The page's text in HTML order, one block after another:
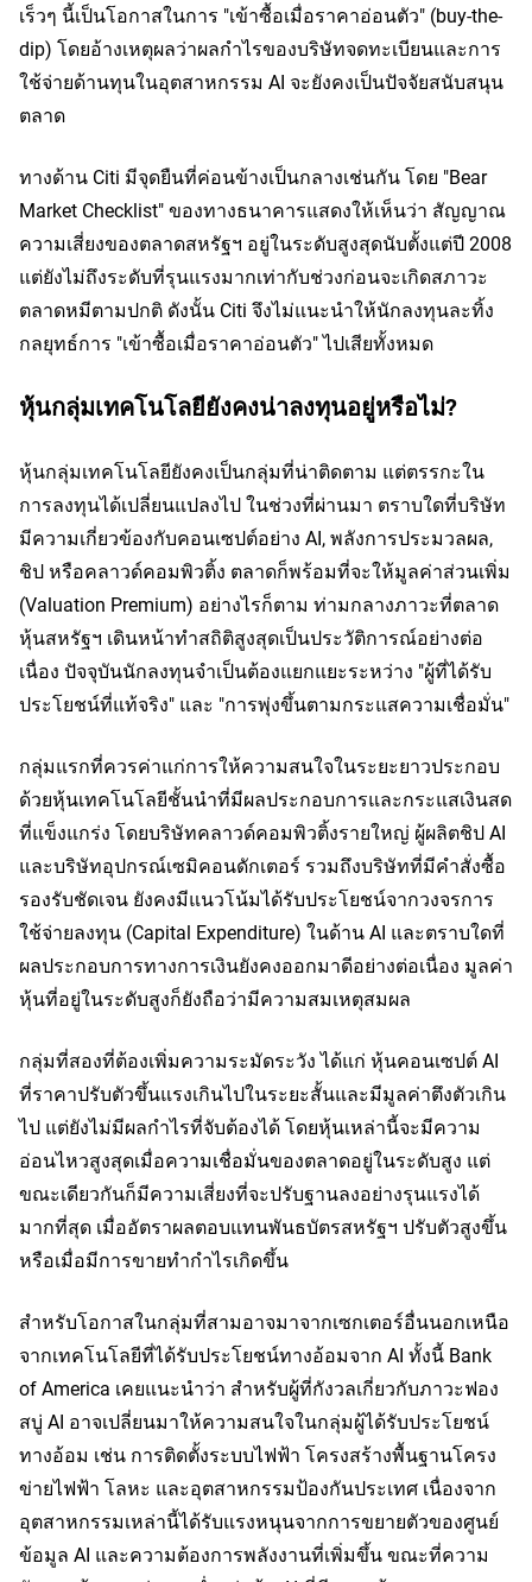
เร็วๆ นี้เป็นโอกาสในการ "เข้าซื้อเมื่อราคาอ่อนตัว" (buy-the-
dip) โดยอ้างเหตุผลว่าผลกำไรของบริษัทจดทะเบียนและการ
ใช้จ่ายด้านทุนในอุตสาหกรรม AI จะยังคงเป็นปัจจัยสนับสนุน
ตลาด
ทางด้าน Citi มีจุดยืนที่ค่อนข้างเป็นกลางเช่นกัน โดย "Bear
Market Checklist" ของทางธนาคารแสดงให้เห็นว่า สัญญาณ
ความเสี่ยงของตลาดสหรัฐฯ อยู่ในระดับสูงสุดนับตั้งแต่ปี 2008
แต่ยังไม่ถึงระดับที่รุนแรงมากเท่ากับช่วงก่อนจะเกิดสภาวะ
ตลาดหมีตามปกติ ดังนั้น Citi จึงไม่แนะนำให้นักลงทุนละทิ้ง
กลยุทธ์การ "เข้าซื้อเมื่อราคาอ่อนตัว" ไปเสียทั้งหมด
หุ้นกลุ่มเทคโนโลยียังคงน่าลงทุนอยู่หรือไม่?
หุ้นกลุ่มเทคโนโลยียังคงเป็นกลุ่มที่น่าติดตาม แต่ตรรกะใน
การลงทุนได้เปลี่ยนแปลงไป ในช่วงที่ผ่านมา ตราบใดที่บริษัท
มีความเกี่ยวข้องกับคอนเซปต์อย่าง AI, พลังการประมวลผล,
ชิป หรือคลาวด์คอมพิวติ้ง ตลาดก็พร้อมที่จะให้มูลค่าส่วนเพิ่ม
(Valuation Premium) อย่างไรก็ตาม ท่ามกลางภาวะที่ตลาด
หุ้นสหรัฐฯ เดินหน้าทำสถิติสูงสุดเป็นประวัติการณ์อย่างต่อ
เนื่อง ปัจจุบันนักลงทุนจำเป็นต้องแยกแยะระหว่าง "ผู้ที่ได้รับ
ประโยชน์ที่แท้จริง" และ "การพุ่งขึ้นตามกระแสความเชื่อมั่น"
กลุ่มแรกที่ควรค่าแก่การให้ความสนใจในระยะยาวประกอบ
ด้วยหุ้นเทคโนโลยีชั้นนำที่มีผลประกอบการและกระแสเงินสด
ที่แข็งแกร่ง โดยบริษัทคลาวด์คอมพิวติ้งรายใหญ่ ผู้ผลิตชิป AI
และบริษัทอุปกรณ์เซมิคอนดักเตอร์ รวมถึงบริษัทที่มีคำสั่งซื้อ
รองรับชัดเจน ยังคงมีแนวโน้มได้รับประโยชน์จากวงจรการ
ใช้จ่ายลงทุน (Capital Expenditure) ในด้าน AI และตราบใดที่
ผลประกอบการทางการเงินยังคงออกมาดีอย่างต่อเนื่อง มูลค่า
หุ้นที่อยู่ในระดับสูงก็ยังถือว่ามีความสมเหตุสมผล
กลุ่มที่สองที่ต้องเพิ่มความระมัดระวัง ได้แก่ หุ้นคอนเซปต์ AI
ที่ราคาปรับตัวขึ้นแรงเกินไปในระยะสั้นและมีมูลค่าตึงตัวเกิน
ไป แต่ยังไม่มีผลกำไรที่จับต้องได้ โดยหุ้นเหล่านี้จะมีความ
อ่อนไหวสูงสุดเมื่อความเชื่อมั่นของตลาดอยู่ในระดับสูง แต่
ขณะเดียวกันก็มีความเสี่ยงที่จะปรับฐานลงอย่างรุนแรงได้
มากที่สุด เมื่ออัตราผลตอบแทนพันธบัตรสหรัฐฯ ปรับตัวสูงขึ้น
หรือเมื่อมีการขายทำกำไรเกิดขึ้น
สำหรับโอกาสในกลุ่มที่สามอาจมาจากเซกเตอร์อื่นนอกเหนือ
จากเทคโนโลยีที่ได้รับประโยชน์ทางอ้อมจาก AI ทั้งนี้ Bank
of America เคยแนะนำว่า สำหรับผู้ที่กังวลเกี่ยวกับภาวะฟอง
สบู่ AI อาจเปลี่ยนมาให้ความสนใจในกลุ่มผู้ได้รับประโยชน์
ทางอ้อม เช่น การติดตั้งระบบไฟฟ้า โครงสร้างพื้นฐานโครง
ข่ายไฟฟ้า โลหะ และอุตสาหกรรมป้องกันประเทศ เนื่องจาก
อุตสาหกรรมเหล่านี้ได้รับแรงหนุนจากการขยายตัวของศูนย์
ข้อมูล AI และความต้องการพลังงานที่เพิ่มขึ้น ขณะที่ความ